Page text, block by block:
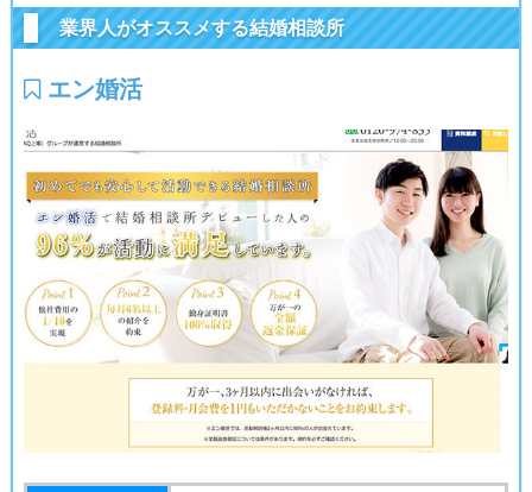
業界人がオススメする結婚相談所
エン婚活